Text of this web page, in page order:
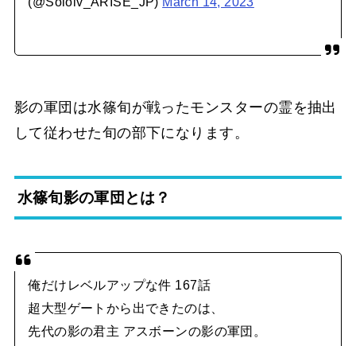
影の軍団は水篠旬が戦ったモンスターの霊を抽出
して従わせた旬の部下になります。
水篠旬影の軍団とは？
俺だけレベルアップな件 167話
超大型ゲートから出できたのは、
先代の影の君主 アスボーンの影の軍団。